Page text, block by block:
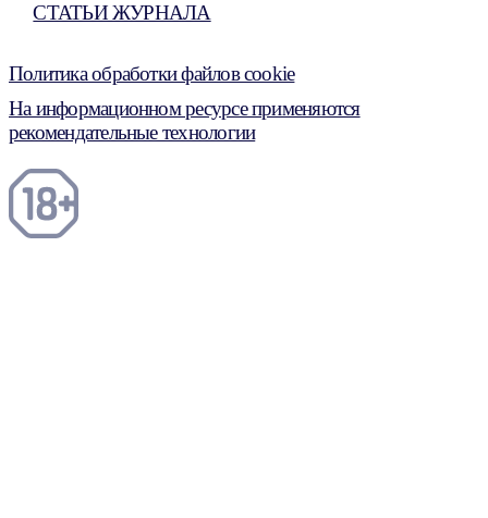
СТАТЬИ ЖУРНАЛА
Политика обработки файлов cookie
На информационном ресурсе применяются
рекомендательные технологии